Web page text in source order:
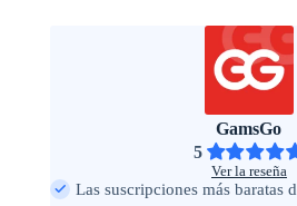
GamsGo
5
Ver la reseña
Las suscripciones más baratas